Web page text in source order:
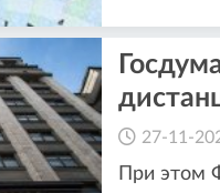
27-11-
При этом